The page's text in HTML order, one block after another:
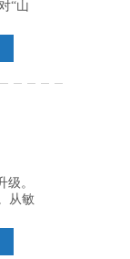
“山
。
从敏